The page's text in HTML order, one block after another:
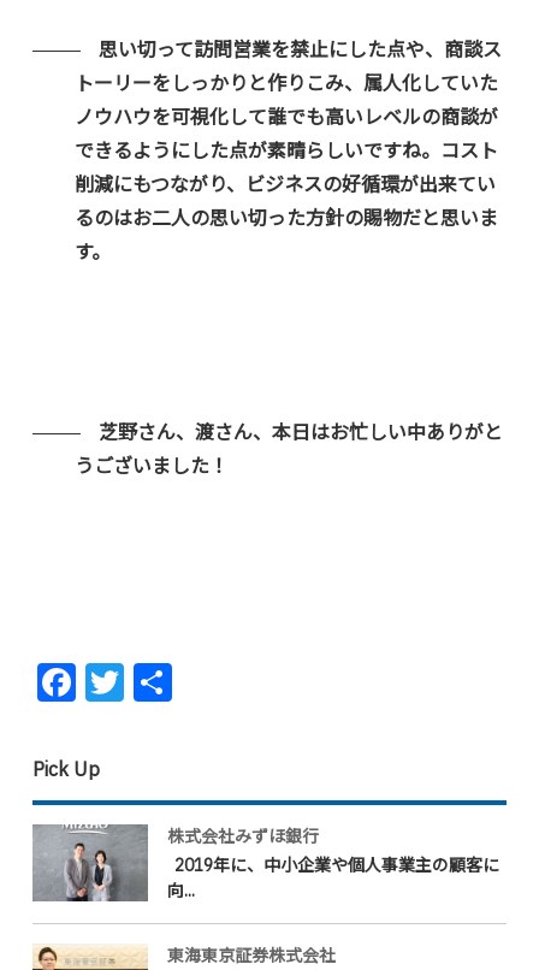
思い切って訪問営業を禁止にした点や、商談ス
トーリーをしっかりと作りこみ、属人化していた
ノウハウを可視化して誰でも高いレベルの商談が
できるようにした点が素晴らしいですね。コスト
削減にもつながり、ビジネスの好循環が出来てい
るのはお二人の思い切った方針の賜物だと思いま
す。
芝野さん、渡さん、本日はお忙しい中ありがと
うございました！
Facebook
Twitter
Pick Up
株式会社みずほ銀行
2019年に、中小企業や個人事業主の顧客に
向...
東海東京証券株式会社